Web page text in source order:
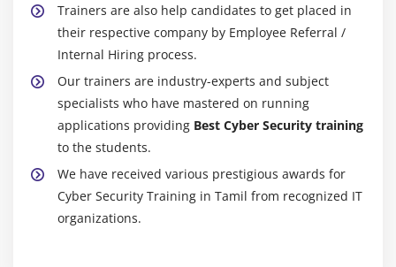
Trainers are also help candidates to get placed in
their respective company by Employee Referral /
Internal Hiring process.
Our trainers are industry-experts and subject
specialists who have mastered on running
applications providing Best Cyber Security training
to the students.
We have received various prestigious awards for
Cyber Security Training in Tamil from recognized IT
organizations.